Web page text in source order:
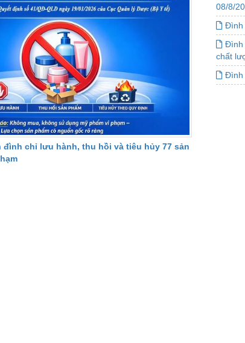
đình chỉ lưu hành, thu hồi và tiêu hủy 77 sản
08/8/
Đình
Đình
chất
Đình